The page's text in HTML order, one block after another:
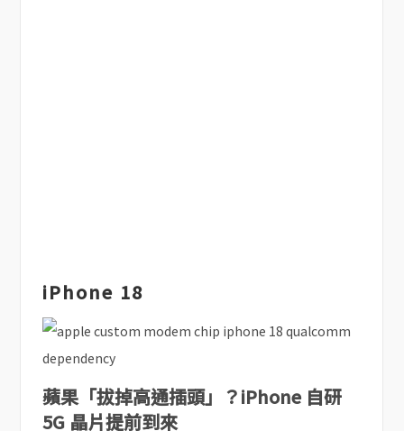
iPhone 18
蘋果「拔掉高通插頭」？iPhone 自研
5G 晶片提前到來